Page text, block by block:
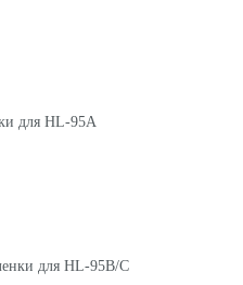
для HL-95A
для HL-95B/C